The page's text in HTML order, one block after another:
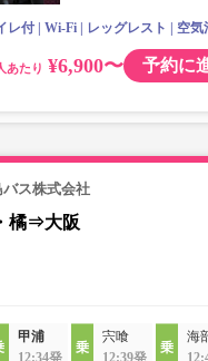
レ付 Wi-Fi レッグレスト 空気
¥6,900〜 予約に
バス株式会社
橘⇒大阪
甲浦
12:34発
宍喰
12:39発
海